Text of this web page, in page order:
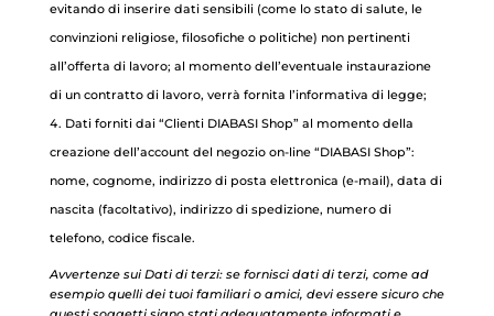
evitando di inserire dati sensibili (come lo stato di salute, le
convinzioni religiose, filosofiche o politiche) non pertinenti
all’offerta di lavoro; al momento dell’eventuale instaurazione
di un contratto di lavoro, verrà fornita l’informativa di legge;
Dati forniti dai “Clienti DIABASI Shop” al momento della
creazione dell’account del negozio on-line “DIABASI Shop”:
nome, cognome, indirizzo di posta elettronica (e-mail), data di
nascita (facoltativo), indirizzo di spedizione, numero di
telefono, codice fiscale.
Avvertenze sui Dati di terzi: se fornisci dati di terzi, come ad
esempio quelli dei tuoi familiari o amici, devi essere sicuro che